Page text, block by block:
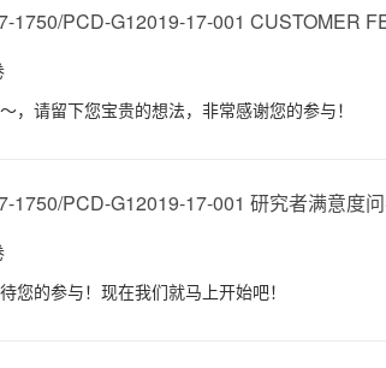
1750/PCD-G12019-17-001 CUSTOMER
，请留下您宝贵的想法，非常感谢您的参与！
1750/PCD-G12019-17-001 研究者满意度
您的参与！现在我们就马上开始吧！